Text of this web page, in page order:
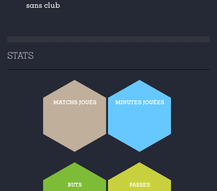
sans club
STATS
MATCHS JOUÉS MINUTES JOUÉES
BUTS PASSES